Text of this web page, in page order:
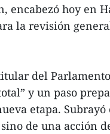
encabezó hoy en
la revisión
del
y un paso
etapa.
de una acción